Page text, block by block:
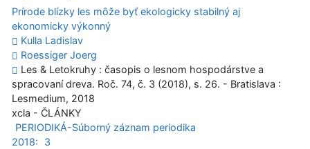
Prírode blízky les môže byť ekologicky stabilný aj
ekonomicky výkonný
Kulla Ladislav
Roessiger Joerg
Les & Letokruhy : časopis o lesnom hospodárstve a
spracovaní dreva. Roč. 74, č. 3 (2018), s. 26. - Bratislava :
Lesmedium, 2018
xcla - ČLÁNKY
PERIODIKÁ-Súborný záznam periodika
2018:
3